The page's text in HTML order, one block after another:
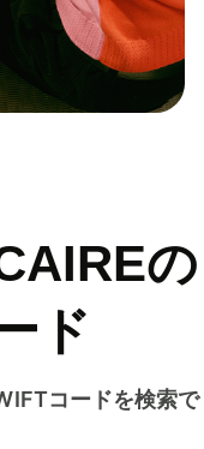
の
ド
コードを検索で